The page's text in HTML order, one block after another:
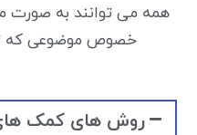
همه می توانند به صورت
خصوص موضوعی که
روش های کمک